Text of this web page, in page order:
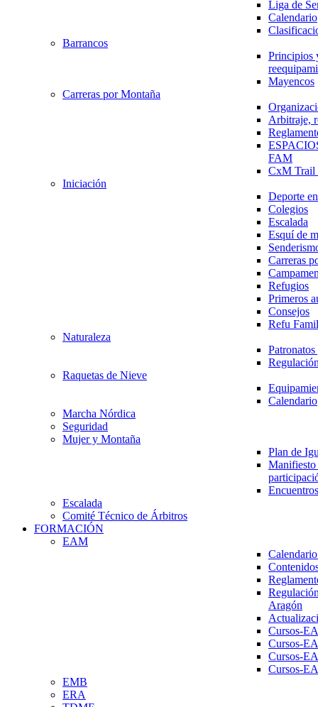
Liga de
Calendario
Barrancos
Principios
Mayencos
Carreras por Montaña
Arbitraje,
FAM
CxM
Iniciación
Deporte
Colegios
Escalada
Esquí de
Carreras
Refugios
Primeros
Consejos
Refu
Naturaleza
Raquetas de Nieve
Calendario
Marcha Nórdica
Seguridad
Mujer y Montaña
Plan de
Escalada
Comité Técnico de Árbitros
FORMACIÓN
EAM
Aragón
Cursos-
Cursos-
Cursos-
Cursos-
EMB
ERA